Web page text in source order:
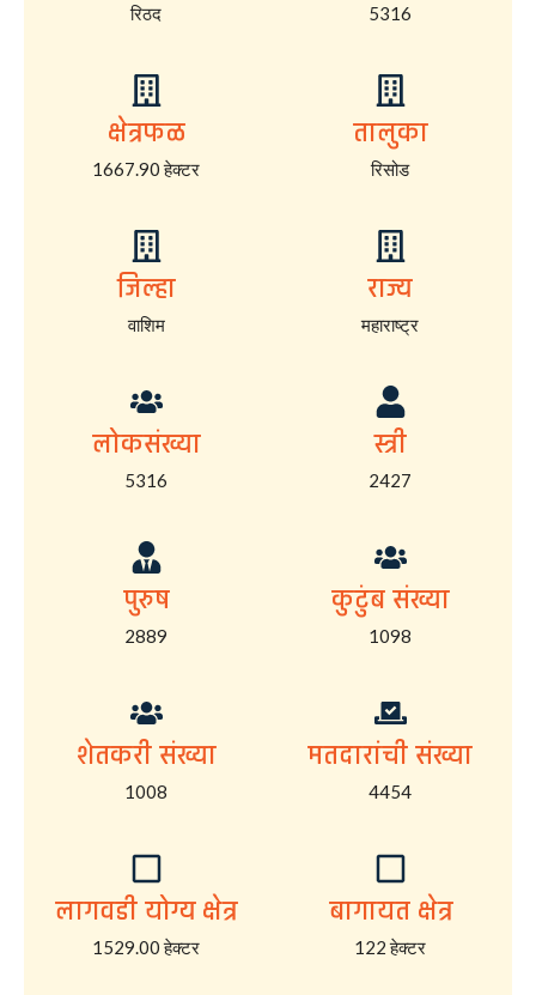
रिठद 5316
क्षेत्रफळ
1667.90 हेक्टर
तालुका
रिसोड
जिल्हा
वाशिम
राज्य
महाराष्ट्र
लोकसंख्या
5316
स्त्री
2427
पुरुष
2889
कुटुंब संख्या
1098
शेतकरी संख्या
1008
मतदारांची संख्या
4454
लागवडी योग्य क्षेत्र
1529.00 हेक्टर
बागायत क्षेत्र
122 हेक्टर